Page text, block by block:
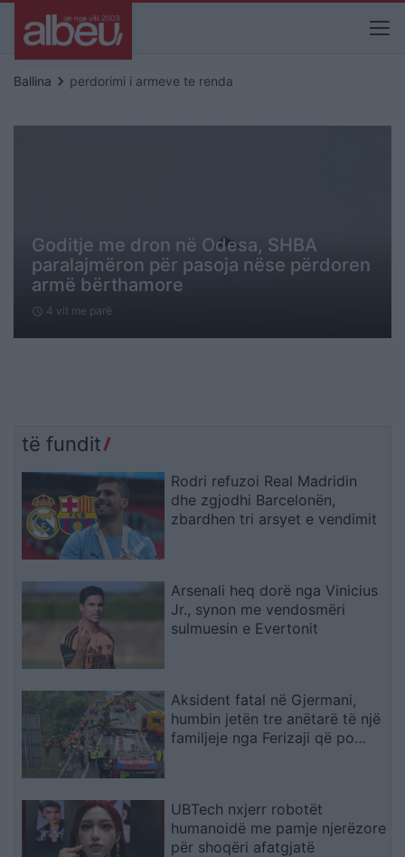
Ballina keyboard_arrow_right perdorimi i armeve te renda
Goditje me dron në Odesa, SHBA
paralajmëron për pasoja nëse përdoren
armë bërthamore
schedule 4 vit me parë
të fundit
Rodri refuzoi Real Madridin
dhe zgjodhi Barcelonën,
zbardhen tri arsyet e vendimit
Arsenali heq dorë nga Vinicius
Jr., synon me vendosmëri
sulmuesin e Evertonit
Aksident fatal në Gjermani,
humbin jetën tre anëtarë të një
familjeje nga Ferizaji që po
UBTech nxjerr robotët
humanoidë me pamje njerëzore
për shoqëri afatgjatë